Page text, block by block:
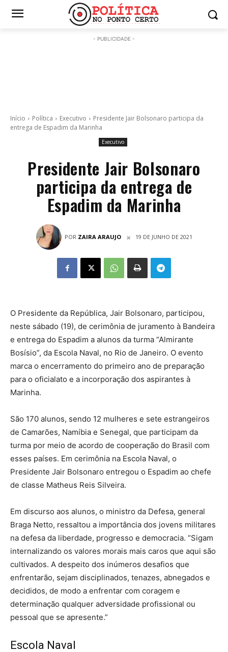
- PUBLICIDADE -
Início Política Executivo
Presidente Jair Bolsonaro participa da
entrega de Espadim da Marinha
Executivo
Presidente Jair Bolsonaro
participa da entrega de
Espadim da Marinha
POR ZAIRA ARAUJO 19 DE JUNHO DE 2021
O Presidente da República, Jair Bolsonaro, participou,
neste sábado (19), de cerimônia de juramento à Bandeira
e entrega do Espadim a alunos da turma “Almirante
Bosísio”, da Escola Naval, no Rio de Janeiro. O evento
marca o encerramento do primeiro ano de preparação
para o oficialato e a incorporação dos aspirantes à
Marinha.
São 170 alunos, sendo 12 mulheres e sete estrangeiros
de Camarões, Namíbia e Senegal, que participam da
turma por meio de acordo de cooperação do Brasil com
esses países. Em cerimônia na Escola Naval, o
Presidente Jair Bolsonaro entregou o Espadim ao chefe
de classe Matheus Reis Silveira.
Em discurso aos alunos, o ministro da Defesa, general
Braga Netto, ressaltou a importância dos jovens militares
na defesa da liberdade, progresso e democracia. “Sigam
internalizando os valores morais mais caros que aqui são
cultivados. A despeito dos inúmeros desafios que
enfrentarão, sejam disciplinados, tenazes, abnegados e
decididos, de modo a enfrentar com coragem e
determinação qualquer adversidade profissional ou
pessoal que se apresente.”
Escola Naval